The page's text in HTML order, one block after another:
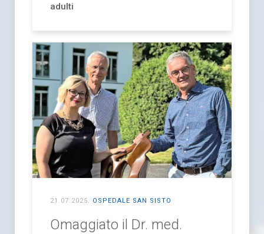
adulti
21.07.2025. OSPEDALE SAN SISTO
Omaggiato il Dr. med.